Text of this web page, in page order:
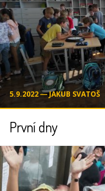
5.9.2022 ― JAKUB SVATOŠ
První dny